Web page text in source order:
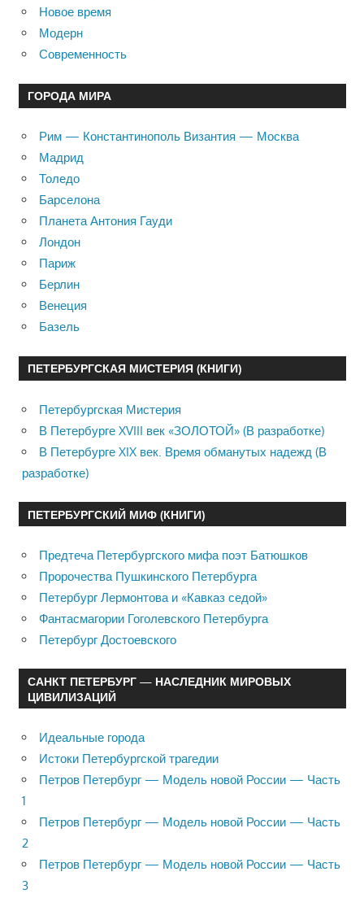
Новое время
Модерн
Современность
ГОРОДА МИРА
Рим — Константинополь Византия — Москва
Мадрид
Толедо
Барселона
Планета Антония Гауди
Лондон
Париж
Берлин
Венеция
Базель
ПЕТЕРБУРГСКАЯ МИСТЕРИЯ (КНИГИ)
Петербургская Мистерия
В Петербурге XVIII век «ЗОЛОТОЙ» (В разработке)
В Петербурге XIX век. Время обманутых надежд (В
разработке)
ПЕТЕРБУРГСКИЙ МИФ (КНИГИ)
Предтеча Петербургского мифа поэт Батюшков
Пророчества Пушкинского Петербурга
Петербург Лермонтова и «Кавказ седой»
Фантасмагории Гоголевского Петербурга
Петербург Достоевского
САНКТ ПЕТЕРБУРГ — НАСЛЕДНИК МИРОВЫХ
ЦИВИЛИЗАЦИЙ
Идеальные города
Истоки Петербургской трагедии
Петров Петербург — Модель новой России — Часть
1
Петров Петербург — Модель новой России — Часть
2
Петров Петербург — Модель новой России — Часть
3